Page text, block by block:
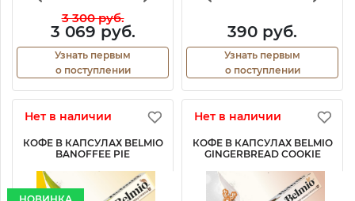
3 300 руб.
3 069 руб.
Узнать первым
о поступлении
390 руб.
Узнать первым
о поступлении
Нет в наличии
КОФЕ В КАПСУЛАХ BELMIO
BANOFFEE PIE
Нет в наличии
КОФЕ В КАПСУЛАХ BELMIO
GINGERBREAD COOKIE